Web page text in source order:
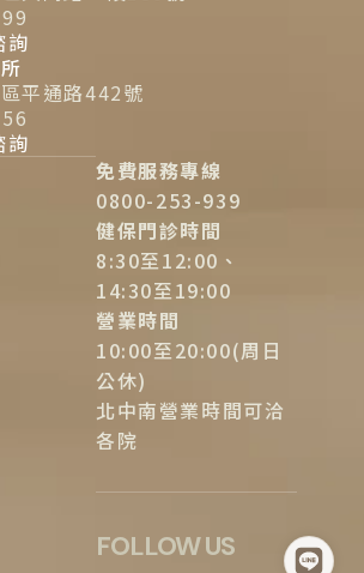
詢
平通路442號
詢
免費服務專線
0800-253-939
健保門診時間
8:30至12:00、
14:30至19:00
營業時間
10:00至20:00(周日
公休)
北中南營業時間可洽
各院
FOLLOW US